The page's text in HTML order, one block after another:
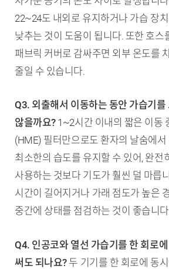
22~24도 내외로 유지하거나 가습 장
낮추는 것이 도움이 됩니다. 또한 호스
패브릭 커버로 감싸주면 외부 온도를
줄일 수 있습니다.
Q3. 외출해서 이동하는 동안 가습기를
않을까요?1~2시간 이내의 짧은 이동
(HME) 필터만으로도 환자의 날숨에서
최소한의 습도를 유지할 수 있어, 완전
사용하는 것보다 기도가 훨씬 덜 마릅
시간이 길어지거나 가래 점도가 높은
중간에 상태를 점검하는 것이 좋습니
Q4. 인공코와 열선 가습기를 한 회로
써도 되나요?두 기기를 한 회로에 동